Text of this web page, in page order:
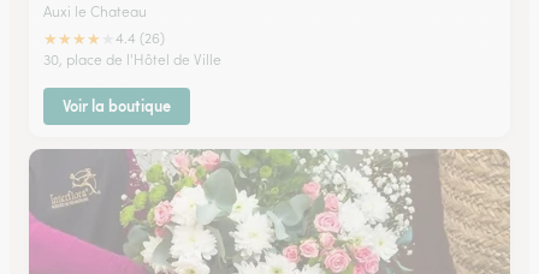
Auxi le Chateau
★★★★
4.4 (26)
30, place de l'Hôtel de Ville
Voir la boutique